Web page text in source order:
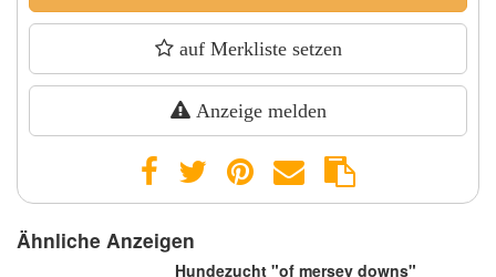
auf Merkliste setzen
Anzeige melden
Ähnliche Anzeigen
Hundezucht "of mersey downs"